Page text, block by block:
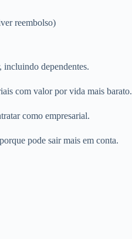
reembolso)
dependentes.
com valor por vida mais barato.
como empresarial.
pode sair mais em conta.